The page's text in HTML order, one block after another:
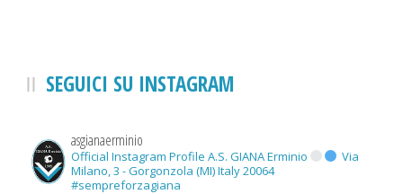
SEGUICI SU INSTAGRAM
asgianaerminio
Official Instagram Profile A.S. GIANA Erminio
Via
Milano, 3 - Gorgonzola (MI) Italy 20064
#sempreforzagiana